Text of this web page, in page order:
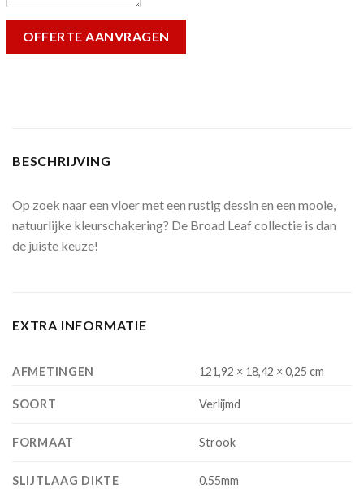
BESCHRIJVING
Op zoek naar een vloer met een rustig dessin en een mooie,
natuurlijke kleurschakering? De Broad Leaf collectie is dan
de juiste keuze!
EXTRA INFORMATIE
AFMETINGEN 121,92 × 18,42 × 0,25 cm
SOORT Verlijmd
FORMAAT Strook
SLIJTLAAG DIKTE 0.55mm